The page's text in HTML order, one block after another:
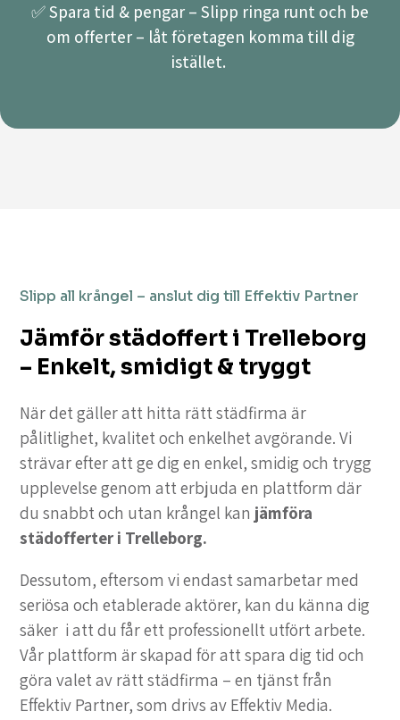
✅ Spara tid & pengar – Slipp ringa runt och be
om offerter – låt företagen komma till dig
istället.
Slipp all krångel – anslut dig till Effektiv Partner
Jämför städoffert i Trelleborg
– Enkelt, smidigt & tryggt
När det gäller att hitta rätt städfirma är
pålitlighet, kvalitet och enkelhet avgörande. Vi
strävar efter att ge dig en enkel, smidig och trygg
upplevelse genom att erbjuda en plattform där
du snabbt och utan krångel kan jämföra
städofferter i Trelleborg.
Dessutom, eftersom vi endast samarbetar med
seriösa och etablerade aktörer, kan du känna dig
säker i att du får ett professionellt utfört arbete.
Vår plattform är skapad för att spara dig tid och
göra valet av rätt städfirma – en tjänst från
Effektiv Partner, som drivs av Effektiv Media.